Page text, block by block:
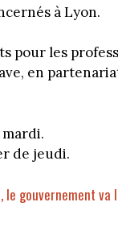
à Lyon.
pour les
en
de jeudi.
le gouvernement